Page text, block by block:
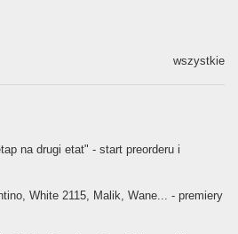
wszystkie
na drugi etat" - start preorderu i
White 2115, Malik, Wane... - premiery